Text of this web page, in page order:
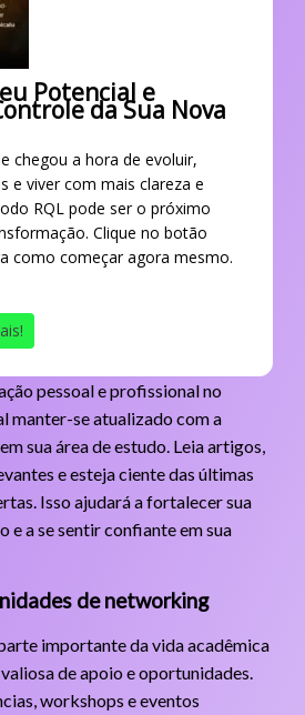
Potencial e
da Sua Nova
chegou a hora de evoluir,
e viver com mais clareza e
RQL pode ser o próximo
Clique no botão
como começar agora mesmo.
pessoal e profissional no
manter-se atualizado com a
sua área de estudo. Leia artigos,
e esteja ciente das últimas
Isso ajudará a fortalecer sua
e a se sentir confiante em sua
de networking
importante da vida acadêmica
de apoio e oportunidades.
workshops e eventos